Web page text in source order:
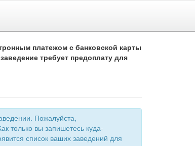
платежом с банковской карты
требует предоплату для
только вы запишетесь куда-